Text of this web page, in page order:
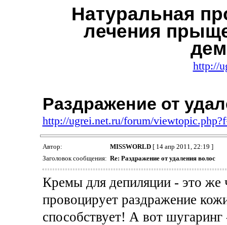
Натуральная
лечения
http://
Раздражение от
http://ugrei.net.ru/forum/
Автор: MISSWORLD[ 14 апр 2011, 22:19 ]
Заголовок сообщения: Re: Раздражение от удаления волос
Кремы для депиляции - это же
провоцирует раздражение
способствует! А вот